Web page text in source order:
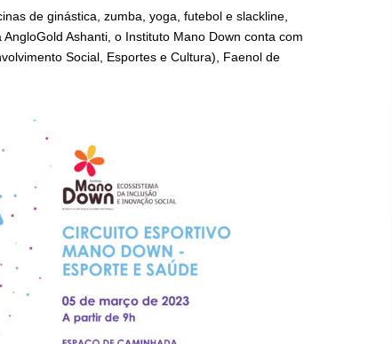
de ginástica, zumba, yoga, futebol e slackline,
Ashanti, o Instituto Mano Down conta com
Social, Esportes e Cultura), Faenol de